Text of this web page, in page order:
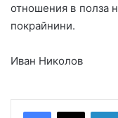
отношения в полза
покрайнини.
Иван Николов